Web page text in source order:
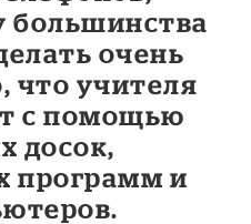
большинства
очень
что учителя
с помощью
досок,
программ и